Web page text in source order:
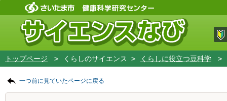
トップページ > くらしのサイエンス > くらしに役立つ豆科学 >
一つ前に見ていたページに戻る